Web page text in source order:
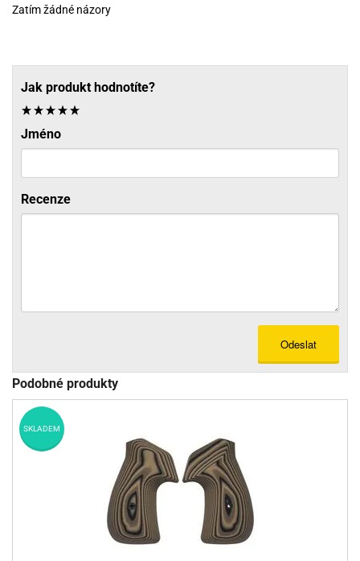
Zatím žádné názory
Jak produkt hodnotíte?
Jméno
Recenze
Odeslat
Podobné produkty
SKLADEM